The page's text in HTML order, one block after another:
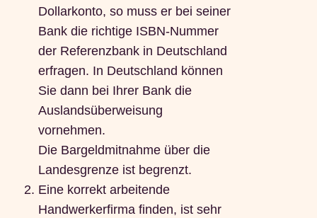
Dollarkonto, so muss er bei seiner
Bank die richtige ISBN-Nummer
der Referenzbank in Deutschland
erfragen. In Deutschland können
Sie dann bei Ihrer Bank die
Auslandsüberweisung
vornehmen.
Die Bargeldmitnahme über die
Landesgrenze ist begrenzt.
Eine korrekt arbeitende
Handwerkerfirma finden, ist sehr